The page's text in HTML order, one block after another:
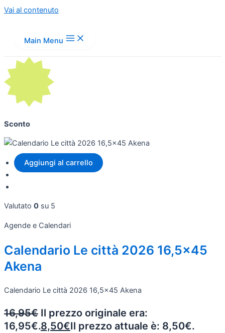
Vai al contenuto
Main Menu
Sconto
Aggiungi al carrello
Valutato 0 su 5
Agende e Calendari
Calendario Le città 2026 16,5x45
Akena
Calendario Le città 2026 16,5x45 Akena
16,95€ Il prezzo originale era:
16,95€.8,50€Il prezzo attuale è: 8,50€.